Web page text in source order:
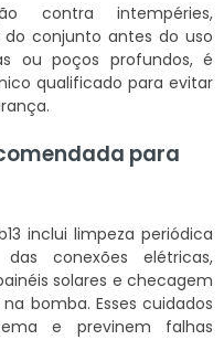
contra intempéries,
conjunto antes do uso
ou poços profundos, é
qualificado para evitar
para
inclui limpeza periódica
conexões elétricas,
solares e checagem
bomba. Esses cuidados
e previnem falhas